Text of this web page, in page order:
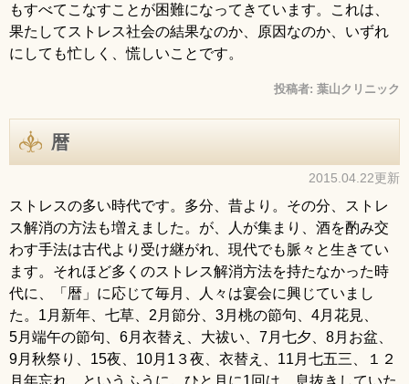
もすべてこなすことが困難になってきています。これは、
果たしてストレス社会の結果なのか、原因なのか、いずれ
にしても忙しく、慌しいことです。
投稿者: 葉山クリニック
暦
2015.04.22更新
ストレスの多い時代です。多分、昔より。その分、ストレ
ス解消の方法も増えました。が、人が集まり、酒を酌み交
わす手法は古代より受け継がれ、現代でも脈々と生きてい
ます。それほど多くのストレス解消方法を持たなかった時
代に、「暦」に応じて毎月、人々は宴会に興じていまし
た。1月新年、七草、2月節分、3月桃の節句、4月花見、
5月端午の節句、6月衣替え、大祓い、7月七夕、8月お盆、
9月秋祭り、15夜、10月1３夜、衣替え、11月七五三、１２
月年忘れ、というふうに。ひと月に1回は、息抜きしていた